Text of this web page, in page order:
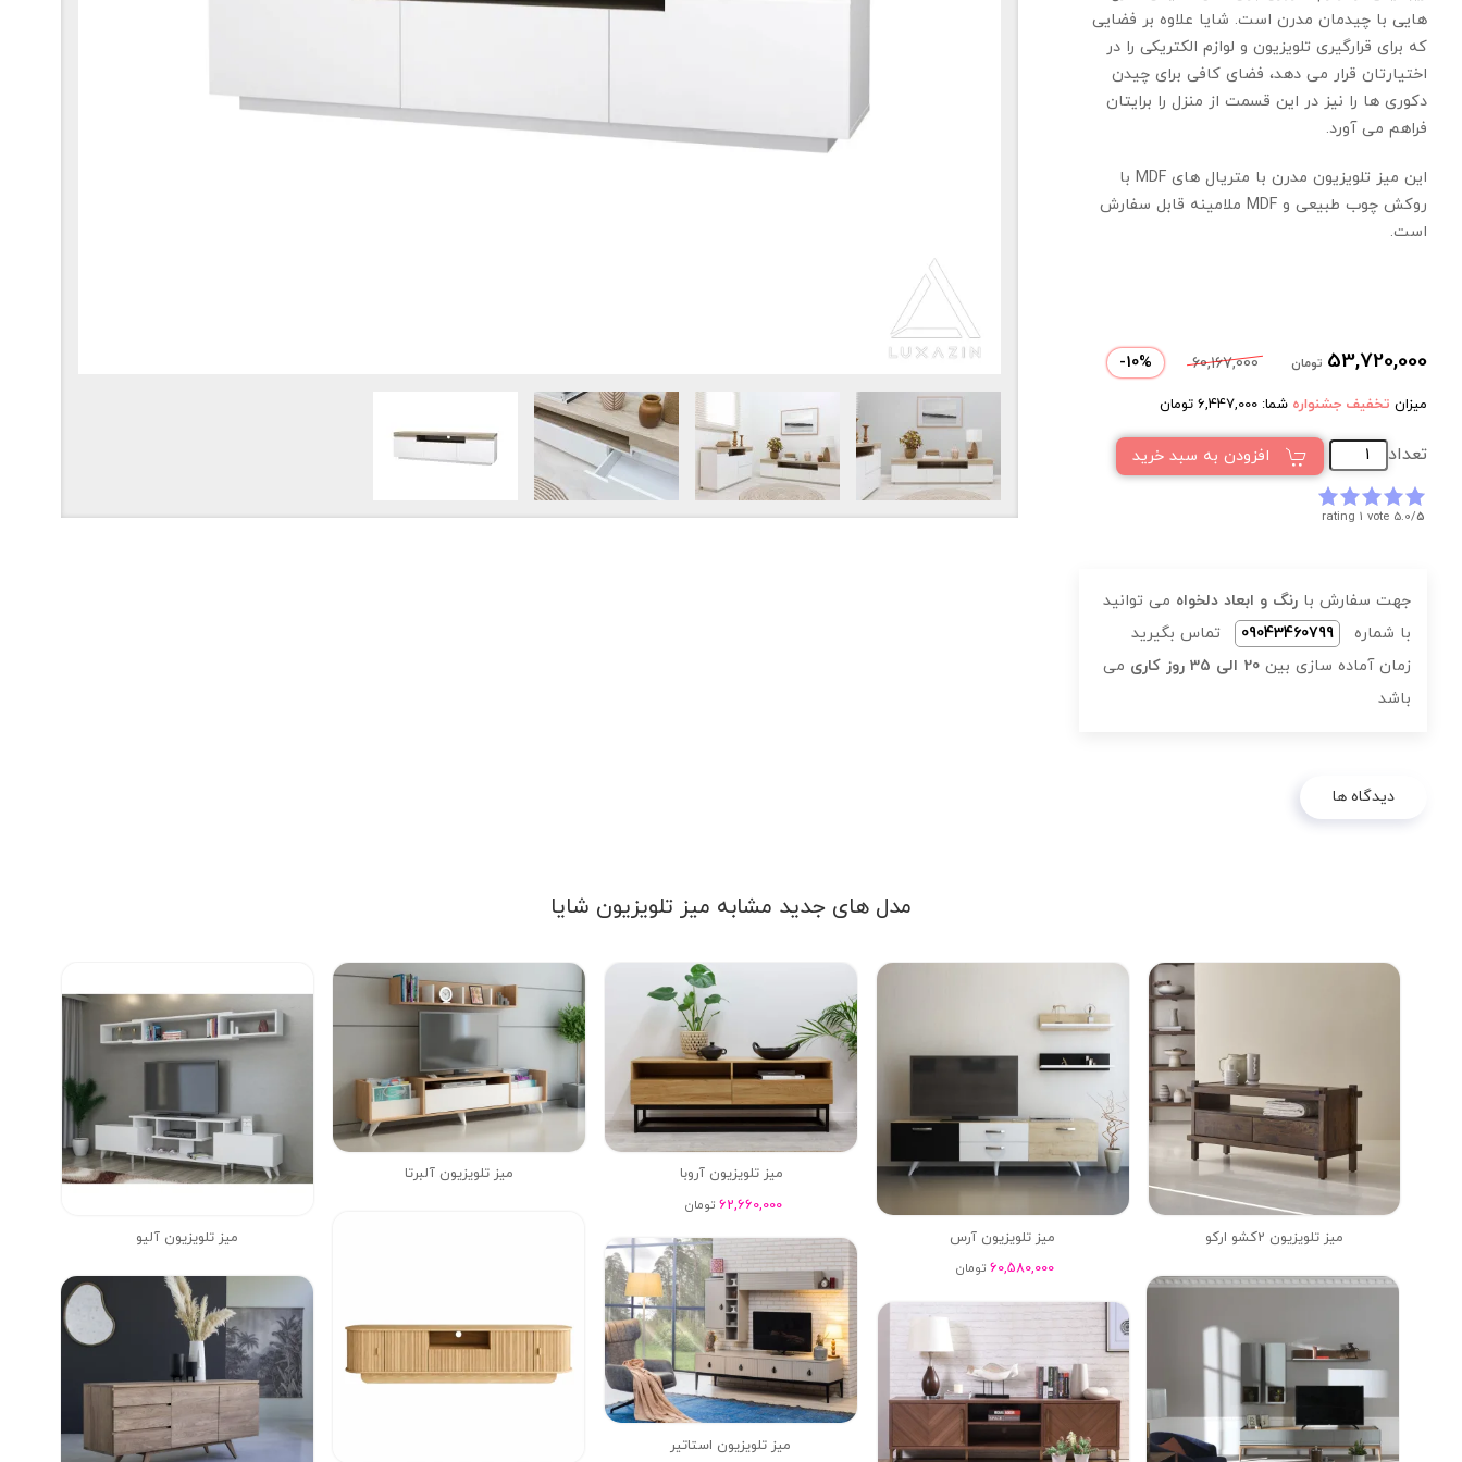
هایی با چیدمان مدرن است. شایا علاوه بر فضایی
که برای قرارگیری تلویزیون و لوازم الکتریکی را در
اختیارتان قرار می دهد، فضای کافی برای چیدن
دکوری ها را نیز در این قسمت از منزل را برایتان
فراهم می آورد.
این میز تلویزیون مدرن با متریال های MDF با
روکش چوب طبیعی و MDF ملامینه قابل سفارش
است.
53,720,000 تومان 60,167,000
10%
-
میزان تخفیف جشنواره شما: 6,447,000 تومان
تعداد افزودن به سبد خرید
5.0/5
rating 1 vote
جهت سفارش با رنگ و ابعاد دلخواه می توانید
با شماره
09043460799
تماس بگیرید
زمان آماده سازی بین 20 الی 35 روز کاری
می
باشد
دیدگاه ها
مدل های جدید مشابه میز تلویزیون شایا
میز تلویزیون 2کشو ارکو
میز تلویزیون آرس
60,580,000 تومان
میز تلویزیون آروبا
62,660,000 تومان
میز تلویزیون آلبرتا
میز تلویزیون آلیو
میز تلویزیون استاتیر